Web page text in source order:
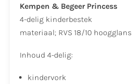
Kempen & Begeer Princess
4-delig kinderbestek
materiaal; RVS 18/10 hoogglans
Inhoud 4-delig:
kindervork